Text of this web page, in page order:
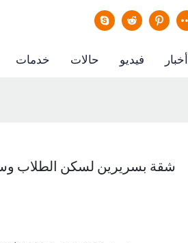
خدمات حالات فيديو أخبار
شقة بسريرين لسكن الطلاب